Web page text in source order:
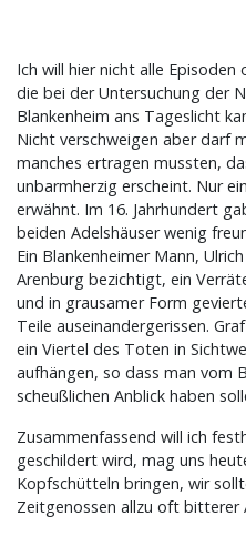
Ich will hier nicht alle
die bei der Untersuchung der
Blankenheim ans Tageslicht
Nicht verschweigen aber darf
manches ertragen mussten,
unbarmherzig erscheint. Nur
erwähnt. Im 16. Jahrhundert
beiden Adelshäuser wenig
Ein Blankenheimer Mann,
Arenburg bezichtigt, ein
und in grausamer Form
Teile auseinandergerissen.
ein Viertel des Toten in
aufhängen, so dass man vom
scheußlichen Anblick haben
Zusammenfassend will ich
geschildert wird, mag uns
Kopfschütteln bringen, wir
Zeitgenossen allzu oft bitterer